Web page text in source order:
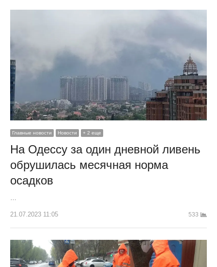
Главные новости Новости + 2 еще
На Одессу за один дневной ливень
обрушилась месячная норма
осадков
…
21.07.2023 11:05 533